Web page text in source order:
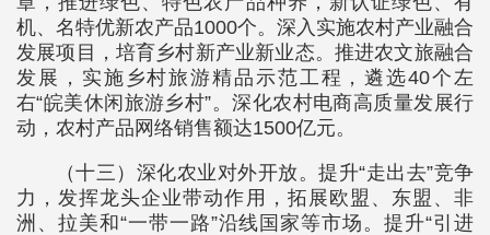
机、名特优新农产品1000个。深入实施农村产业融合
发展项目，培育乡村新产业新业态。推进农文旅融合
发展，实施乡村旅游精品示范工程，遴选40个左
右“皖美休闲旅游乡村”。深化农村电商高质量发展行
动，农村产品网络销售额达1500亿元。
（十三）深化农业对外开放。提升“走出去”竞争
力，发挥龙头企业带动作用，拓展欧盟、东盟、非
洲、拉美和“一带一路”沿线国家等市场。提升“引进